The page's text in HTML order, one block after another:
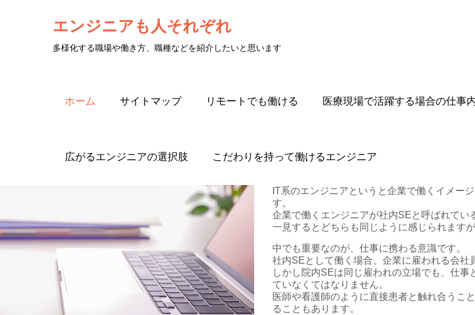
エンジニアも人それぞれ
多様化する職場や働き方、職種などを紹介したいと思います
ホーム サイトマップ リモートでも働ける 医療現場で活躍する場合の仕事
広がるエンジニアの選択肢 こだわりを持って働けるエンジニア
IT系のエンジニアというと企業で働くイメー
す。
企業で働くエンジニアが社内SEと呼ばれてい
一見するとどちらも同じように感じられます
中でも重要なのが、仕事に携わる意識です。
社内SEとして働く場合、企業に雇われる会社
しかし院内SEは同じ雇われの立場でも、仕
ていなくてはなりません。
医師や看護師のように直接患者と触れ合うこ
ることもあります。